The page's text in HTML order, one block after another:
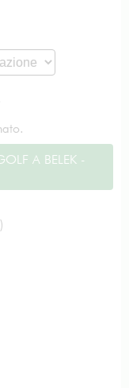
A BELEK -